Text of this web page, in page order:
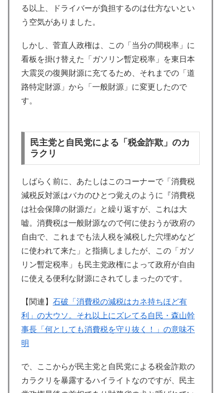
る以上、ドライバーが負担するのは仕方ないとい
う空気がありました。
しかし、菅直人政権は、この「当分の間税率」に
看板を掛け替えた「ガソリン暫定税率」を東日本
大震災の復興財源に充てるため、それまでの「道
路特定財源」から「一般財源」に変更したので
す。
民主党と自民党による「税金詐欺」のカ
ラクリ
しばらく前に、あたしはこのコーナーで「消費税
減税反対派はバカのひとつ覚えのように『消費税
は社会保障の財源だ』と繰り返すが、これは大
嘘。消費税は一般財源なので何に使おうが政府の
自由で、これまでも法人税を減税した穴埋めなど
に使われて来た」と指摘しましたが、この「ガソ
リン暫定税率」も民主党政権によって政府が自由
に使える便利な財源にされてしまったのです。
【関連】 石破「消費税の減税はカネ持ちほど有
利」の大ウソ。それ以上にズレてる自民・森山幹
事長「何としても消費税を守り抜く！」の意味不
明
で、ここからが民主党と自民党による税金詐欺の
カラクリを暴露するハイライトなのですが、民主